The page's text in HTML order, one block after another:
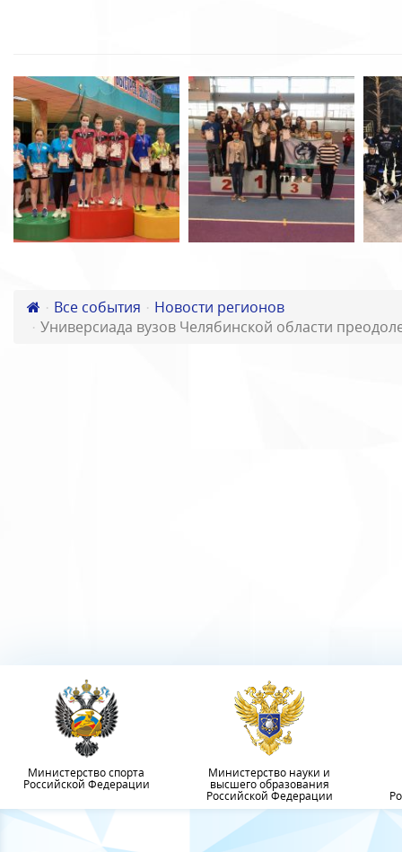
Все события
Новости регионов
Универсиада вузов Челябинской области
Министерство спорта
Российской Федерации
Министерство науки и
высшего образования
Российской Федерации